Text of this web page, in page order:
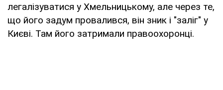
легалізуватися у Хмельницькому, але через те,
що його задум провалився, він зник і "заліг" у
Києві. Там його затримали правоохоронці.